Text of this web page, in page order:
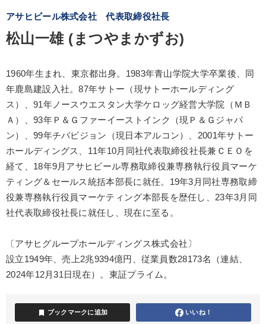
アサヒビール株式会社 代表取締役社長
松山一雄 (まつやまかずお)
1960年生まれ、東京都出身。1983年青山学院大学卒業後、同
年鹿島建設入社。87年サトー（現サトーホールディング
ス）、91年ノースウエスタン大学ケロッグ経営大学院（ＭＢ
Ａ）、93年Ｐ＆Ｇファーイーストインク（現Ｐ＆Ｇジャパ
ン）、99年チバビジョン（現日本アルコン）、2001年サトー
ホールディングス、11年10月同社代表取締役社長兼ＣＥＯを
経て、18年9月アサヒビール専務取締役兼専務執行役員マーケ
ティング＆セールス統括本部長に就任。19年3月同社専務取締
役兼専務執行役員マーケティング本部長を歴任し、23年3月同
社代表取締役社長に就任し、現在に至る。
〔アサヒグループホールディングス株式会社〕
設立1949年、売上2兆9394億円、従業員数28173名（連結、
2024年12月31日現在）。東証プライム。
bookmark ブックマークに追加 いいね！